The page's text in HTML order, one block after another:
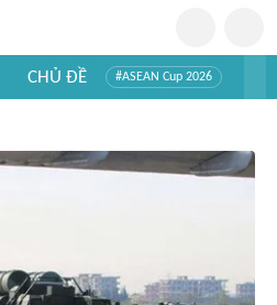
CHỦ ĐỀ #ASEAN Cup 2026